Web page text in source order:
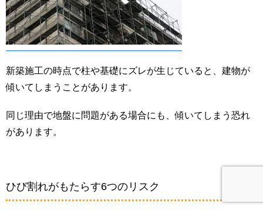
新築施工の時点で柱や基礎にズレが生じていると、建物が
傾いてしまうことがあります。
同じ理由で地盤に問題がある場合にも、傾いてしまう恐れ
があります。
ひび割れがもたらす6つのリスク